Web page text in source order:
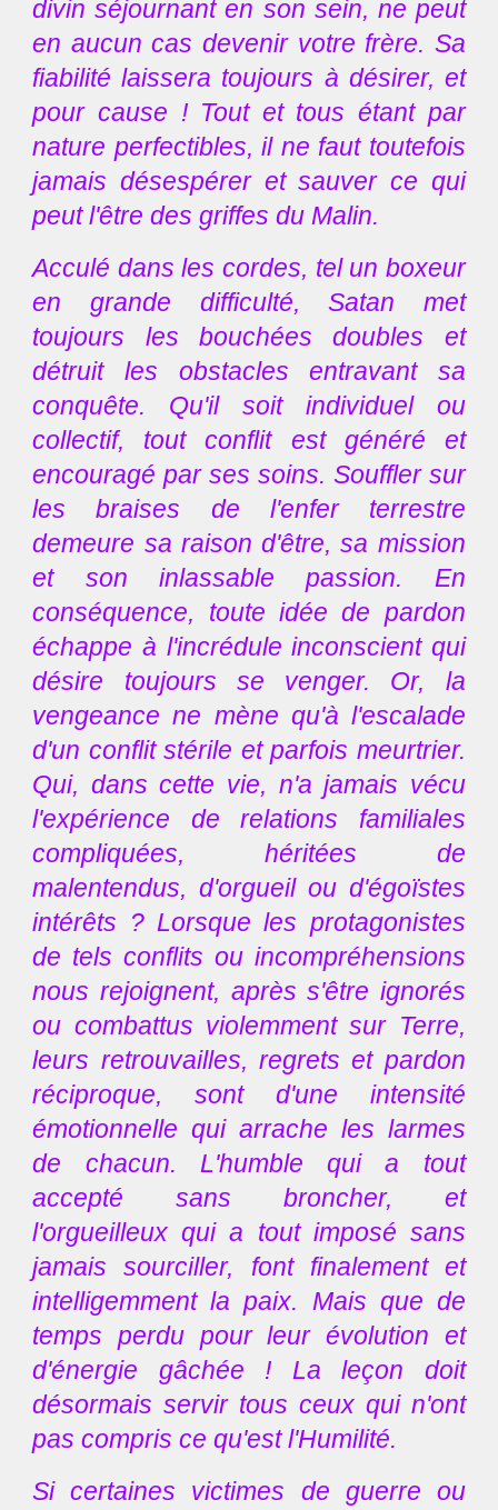
divin séjournant en son sein, ne peut
en aucun cas devenir votre frère. Sa
fiabilité laissera toujours à désirer, et
pour cause ! Tout et tous étant par
nature perfectibles, il ne faut toutefois
jamais désespérer et sauver ce qui
peut l'être des griffes du Malin.
Acculé dans les cordes, tel un boxeur
en grande difficulté, Satan met
toujours les bouchées doubles et
détruit les obstacles entravant sa
conquête. Qu'il soit individuel ou
collectif, tout conflit est généré et
encouragé par ses soins. Souffler sur
les braises de l'enfer terrestre
demeure sa raison d'être, sa mission
et son inlassable passion. En
conséquence, toute idée de pardon
échappe à l'incrédule inconscient qui
désire toujours se venger. Or, la
vengeance ne mène qu'à l'escalade
d'un conflit stérile et parfois meurtrier.
Qui, dans cette vie, n'a jamais vécu
l'expérience de relations familiales
compliquées, héritées de
malentendus, d'orgueil ou d'égoïstes
intérêts ? Lorsque les protagonistes
de tels conflits ou incompréhensions
nous rejoignent, après s'être ignorés
ou combattus violemment sur Terre,
leurs retrouvailles, regrets et pardon
réciproque, sont d'une intensité
émotionnelle qui arrache les larmes
de chacun. L'humble qui a tout
accepté sans broncher, et
l'orgueilleux qui a tout imposé sans
jamais sourciller, font finalement et
intelligemment la paix. Mais que de
temps perdu pour leur évolution et
d'énergie gâchée ! La leçon doit
désormais servir tous ceux qui n'ont
pas compris ce qu'est l'Humilité.
Si certaines victimes de guerre ou